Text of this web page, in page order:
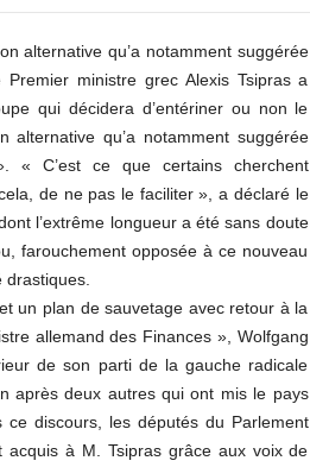
alternative qu’a notamment suggérée
ministre grec Alexis Tsipras a
qui décidera d’entériner ou non le
alternative qu’a notamment suggérée
« C’est ce que certains cherchent
de ne pas le faciliter », a déclaré le
l’extrême longueur a été sans doute
farouchement opposée à ce nouveau
drastiques.
un plan de sauvetage avec retour à la
allemand des Finances », Wolfgang
de son parti de la gauche radicale
après deux autres qui ont mis le pays
discours, les députés du Parlement
à M. Tsipras grâce aux voix de